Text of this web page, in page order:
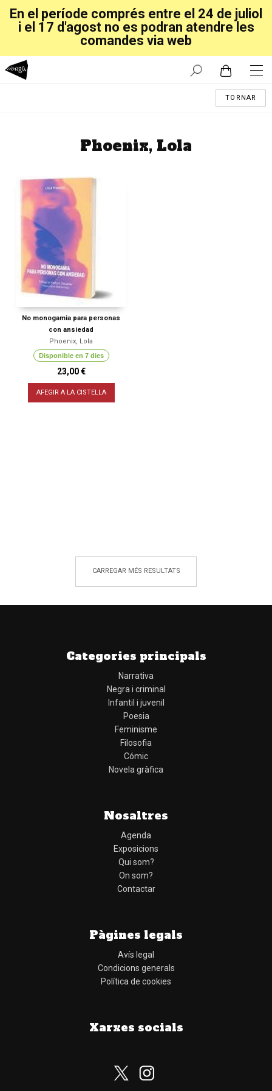
En el període comprés entre el 24 de juliol
i el 17 d'agost no es podran atendre les
comandes via web
TORNAR
Phoenix, Lola
No monogamia para personas
con ansiedad
Phoenix, Lola
Disponible en 7 dies
23,00 €
AFEGIR A LA CISTELLA
CARREGAR MÉS RESULTATS
Categories principals
Narrativa
Negra i criminal
Infantil i juvenil
Poesia
Feminisme
Filosofia
Cómic
Novela gràfica
Nosaltres
Agenda
Exposicions
Qui som?
On som?
Contactar
Pàgines legals
Avís legal
Condicions generals
Política de cookies
Xarxes socials